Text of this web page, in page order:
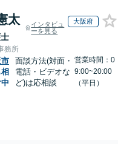
太
インタビュ
ーを見る
大阪府
務所
面談方法(対面・
電話・ビデオな
ど)は応相談
営業時間：0
9:00~20:00
（平日）